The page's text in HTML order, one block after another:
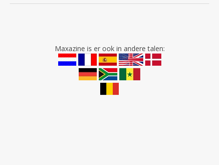
Maxazine is er ook in andere talen: